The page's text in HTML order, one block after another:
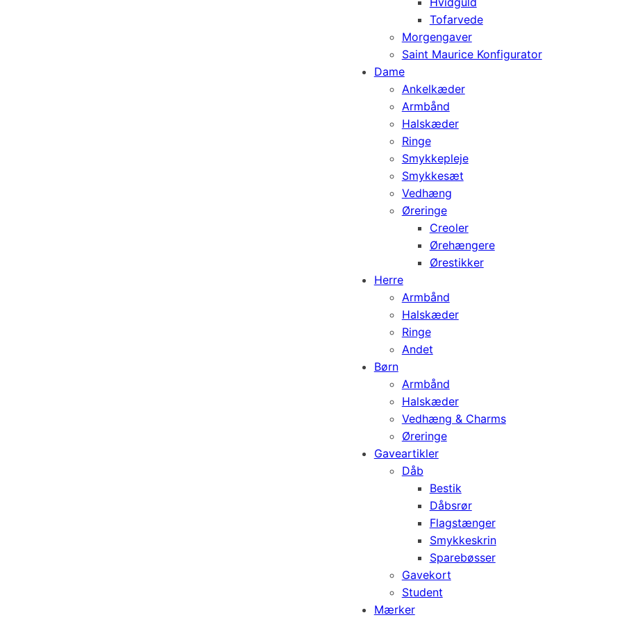
Tofarvede
Morgengaver
Saint Maurice Konfigurator
Dame
Ankelkæder
Armbånd
Halskæder
Ringe
Smykkepleje
Smykkesæt
Vedhæng
Øreringe
Creoler
Ørehængere
Ørestikker
Herre
Armbånd
Halskæder
Ringe
Andet
Børn
Armbånd
Halskæder
Vedhæng & Charms
Øreringe
Gaveartikler
Dåb
Bestik
Dåbsrør
Flagstænger
Smykkeskrin
Sparebøsser
Gavekort
Student
Mærker